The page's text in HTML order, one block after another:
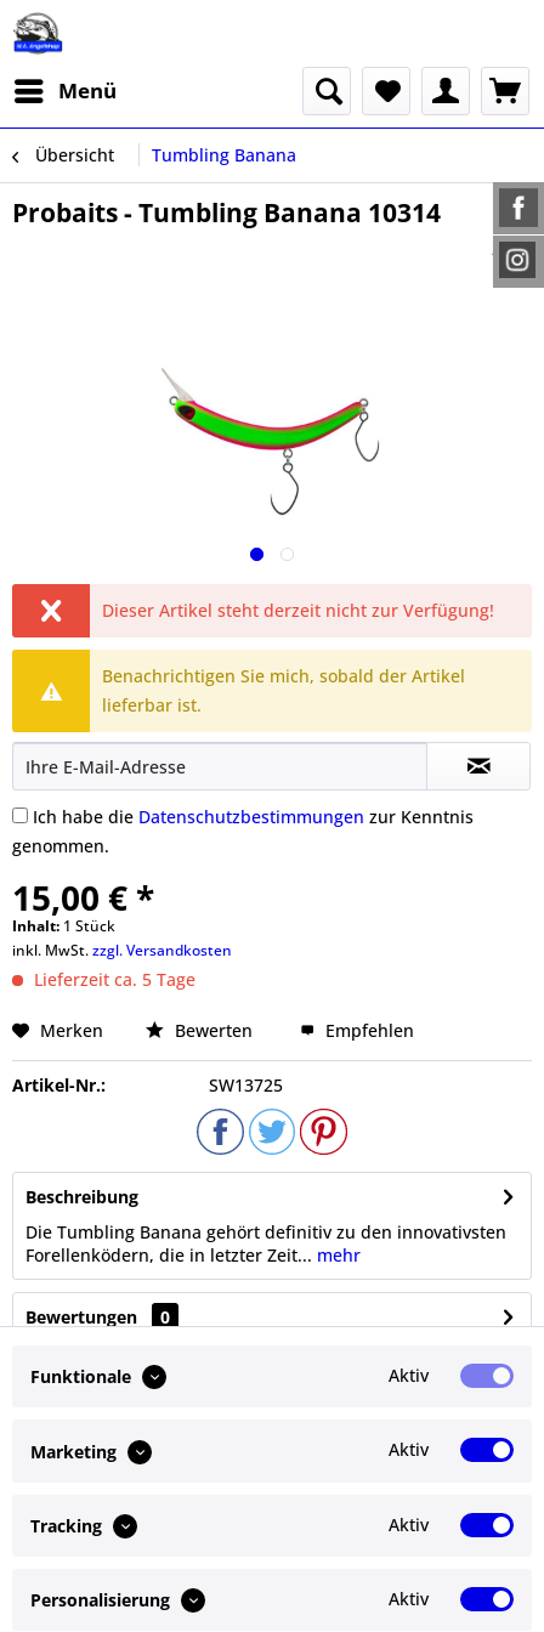
Menü
Übersicht Tumbling Banana
Probaits - Tumbling Banana 10314
Dieser Artikel steht derzeit nicht zur Verfügung!
Benachrichtigen Sie mich, sobald der Artikel
lieferbar ist.
Ich habe die Datenschutzbestimmungen zur Kenntnis
genommen.
15,00 € *
Inhalt: 1 Stück
inkl. MwSt.zzgl. Versandkosten
Lieferzeit ca. 5 Tage
Merken Bewerten Empfehlen
Artikel-Nr.: SW13725
Beschreibung
Die Tumbling Banana gehört definitiv zu den innovativsten
Forellenködern, die in letzter Zeit... mehr
Bewertungen
0
Kunden haben sich ebenfalls angesehen
Service Hotline
Funktionale Aktiv
Marketing Aktiv
Tracking Aktiv
Personalisierung Aktiv